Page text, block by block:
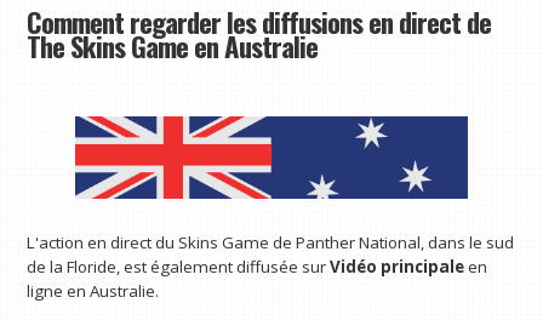
Comment regarder les diffusions en direct de
The Skins Game en Australie
L'action en direct du Skins Game de Panther National, dans le sud
de la Floride, est également diffusée surVidéo principaleen
ligne en Australie.